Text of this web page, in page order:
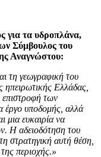
για τα υδροπλάνα,
Σύμβουλος του
Αναγνώστου:
τη γεωγραφική του
ηπειρωτικής Ελλάδας,
των
έργο υποδομής, αλλά
μια ευκαιρία να
Η αδειοδότηση του
στρατηγική αυτή θέση,
περιοχής.»